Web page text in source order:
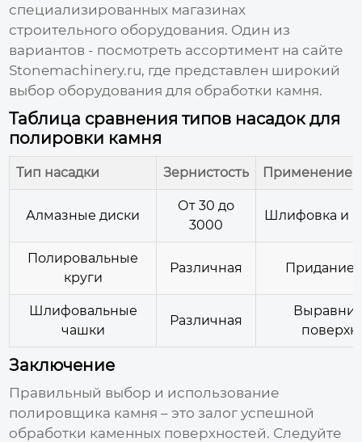
специализированных магазинах
строительного оборудования. Один из
вариантов - посмотреть ассортимент на сайте
Stonemachinery.ru, где представлен широкий
выбор оборудования для обработки камня.
Таблица сравнения типов насадок для
полировки камня
Тип насадки Зернистость Применение
Алмазные диски
От 30 до
3000
Шлифовка и
Полировальные
круги
Различная Придание
Шлифовальные
чашки
Различная
Заключение
Правильный выбор и использование
полировщика камня – это залог успешной
обработки каменных поверхностей. Следуйте